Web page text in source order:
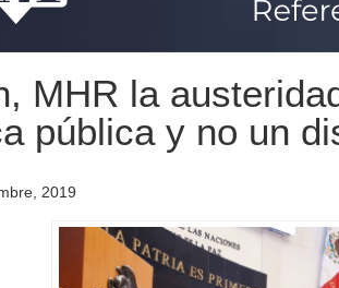
MHR la
pública y no un
2019